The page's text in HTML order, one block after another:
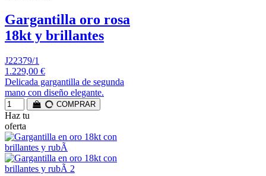
Gargantilla oro rosa
18kt y brillantes
J22379/1
1.229,00 €
Delicada gargantilla de segunda
mano con diseño elegante.
COMPRAR
Haz tu
oferta